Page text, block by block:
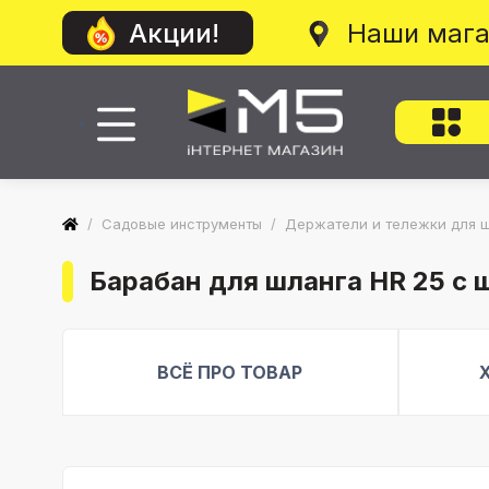
Акции! Наши
/ Садовые инструменты / Держатели и тележки для
Барабан для шланга HR 25 с
ВСЁ ПРО ТОВАР